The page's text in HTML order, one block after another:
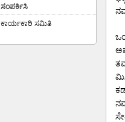
ಸಂಪರ್ಕಿಸಿ
ಕಾರ್ಯಕಾರಿ ಸಮಿತಿ